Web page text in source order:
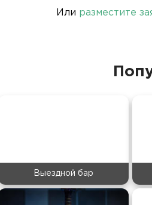
Или разместите
Выездной бар